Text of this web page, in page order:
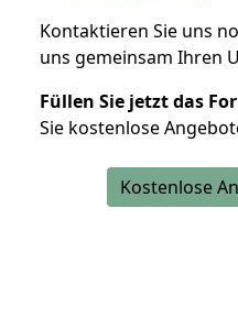
Kontaktieren Sie uns
uns gemeinsam Ihren
Füllen Sie jetzt das
Sie kostenlose
Kostenlose